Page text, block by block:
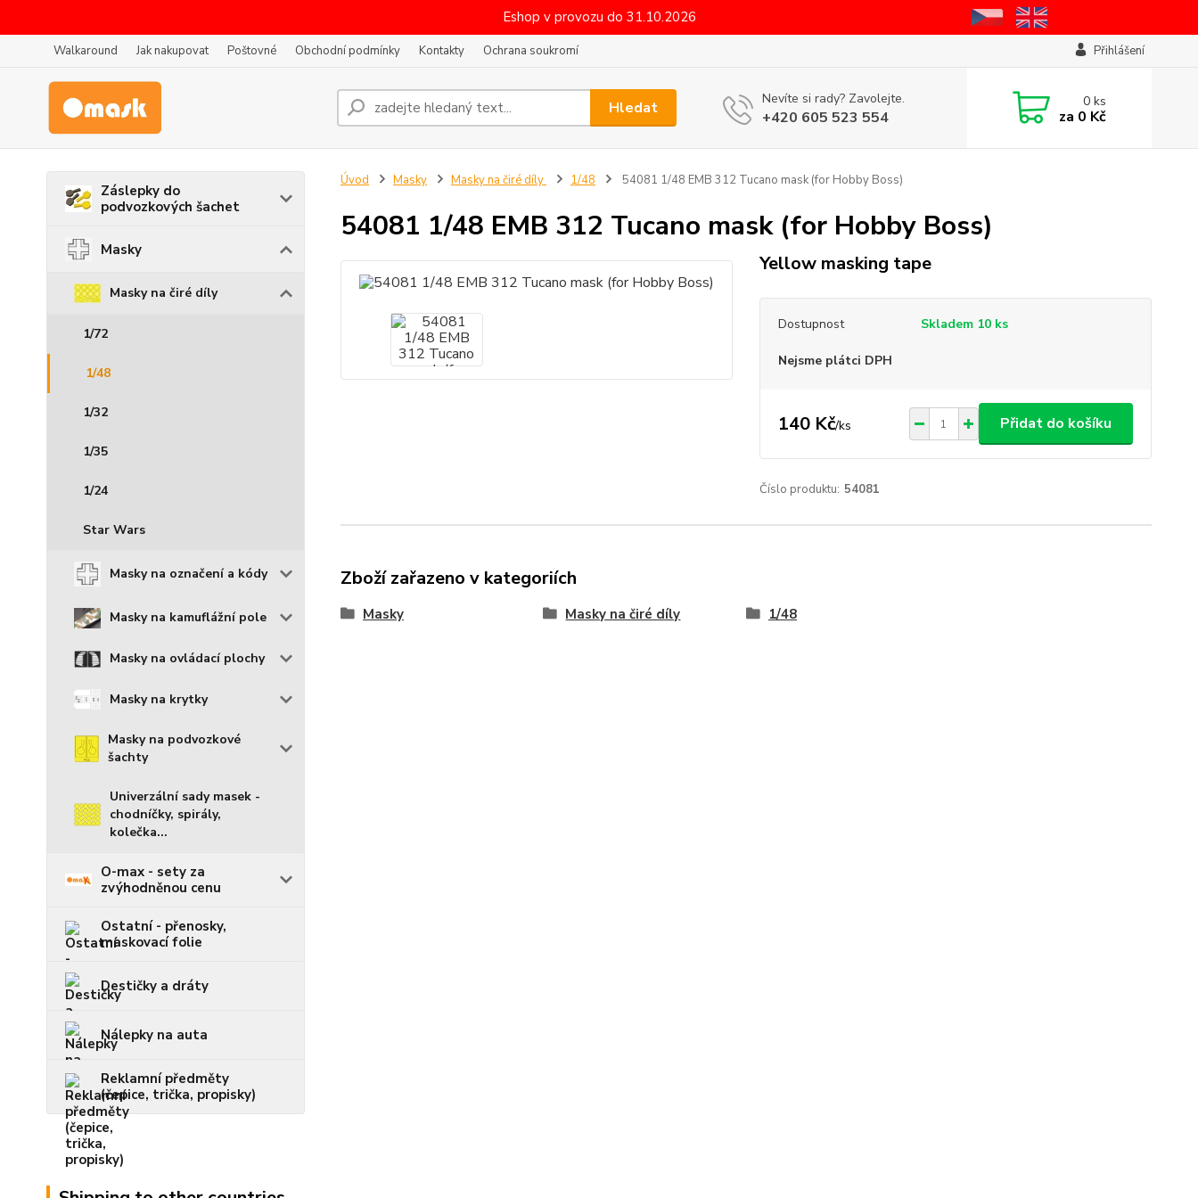
Eshop v provozu do 31.10.2026
Walkaround Jak nakupovat Poštovné Obchodní podmínky Kontakty Ochrana soukromí Přihlášení
Hledat Nevíte si rady? Zavolejte.
+420 605 523 554
0ks
za 0 Kč
Záslepky do
podvozkových šachet
Masky
Masky na čiré díly
1/72
1/48
1/32
1/35
1/24
Star Wars
Masky na označení a kódy
Masky na kamuflážní pole
Masky na ovládací plochy
Masky na krytky
Masky na podvozkové
šachty
Univerzální sady masek -
chodníčky, spirály,
kolečka...
O-max - sety za
zvýhodněnou cenu
Ostatní - přenosky,
maskovací folie
Destičky a dráty
Nálepky na auta
Reklamní předměty
(čepice, trička, propisky)
Úvod Masky Masky na čiré díly 1/48 54081 1/48 EMB 312 Tucano mask (for Hobby Boss)
54081 1/48 EMB 312 Tucano mask (for Hobby Boss)
Yellow masking tape
Dostupnost Skladem 10 ks
Nejsme plátci DPH
140 Kč/ks Přidat do košíku
Číslo produktu: 54081
Zboží zařazeno v kategoriích
Masky Masky na čiré díly 1/48